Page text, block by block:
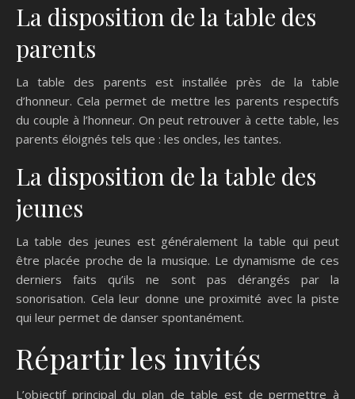
La disposition de la table des
parents
La table des parents est installée près de la table
d’honneur. Cela permet de mettre les parents respectifs
du couple à l’honneur. On peut retrouver à cette table, les
parents éloignés tels que : les oncles, les tantes.
La disposition de la table des
jeunes
La table des jeunes est généralement la table qui peut
être placée proche de la musique. Le dynamisme de ces
derniers faits qu’ils ne sont pas dérangés par la
sonorisation. Cela leur donne une proximité avec la piste
qui leur permet de danser spontanément.
Répartir les invités
L’objectif principal du plan de table est de permettre à